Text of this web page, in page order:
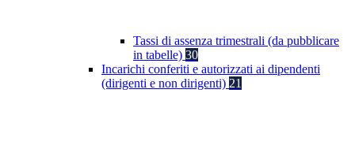
Tassi di assenza trimestrali (da pubblicare
in tabelle) 30
Incarichi conferiti e autorizzati ai dipendenti
(dirigenti e non dirigenti) 21